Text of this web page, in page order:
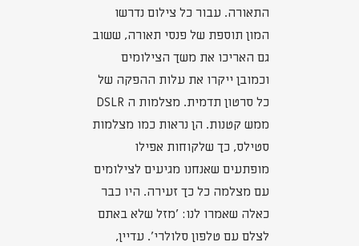
התאורה. עבור כל צילום נדרשו
המון תוספת של פנסי תאורה, ששוב
גם האריכו את משך הצילומים
וכמובן ייקרו את עלות ההפקה של
כל סרטון תדמית. מצלמות ה DSLR
ממש קטנות. הן נראות כמו מצלמות
סטילס, כך שלקוחות אפילו
מופתעים שאנחנו מגיעים לצילומים
עם מצלמה כל כך זעירה. היו כבר
כאלה שאמרו לנו: 'מזל שלא באתם
לצלם עם טלפון סלולרי'. עדיין,